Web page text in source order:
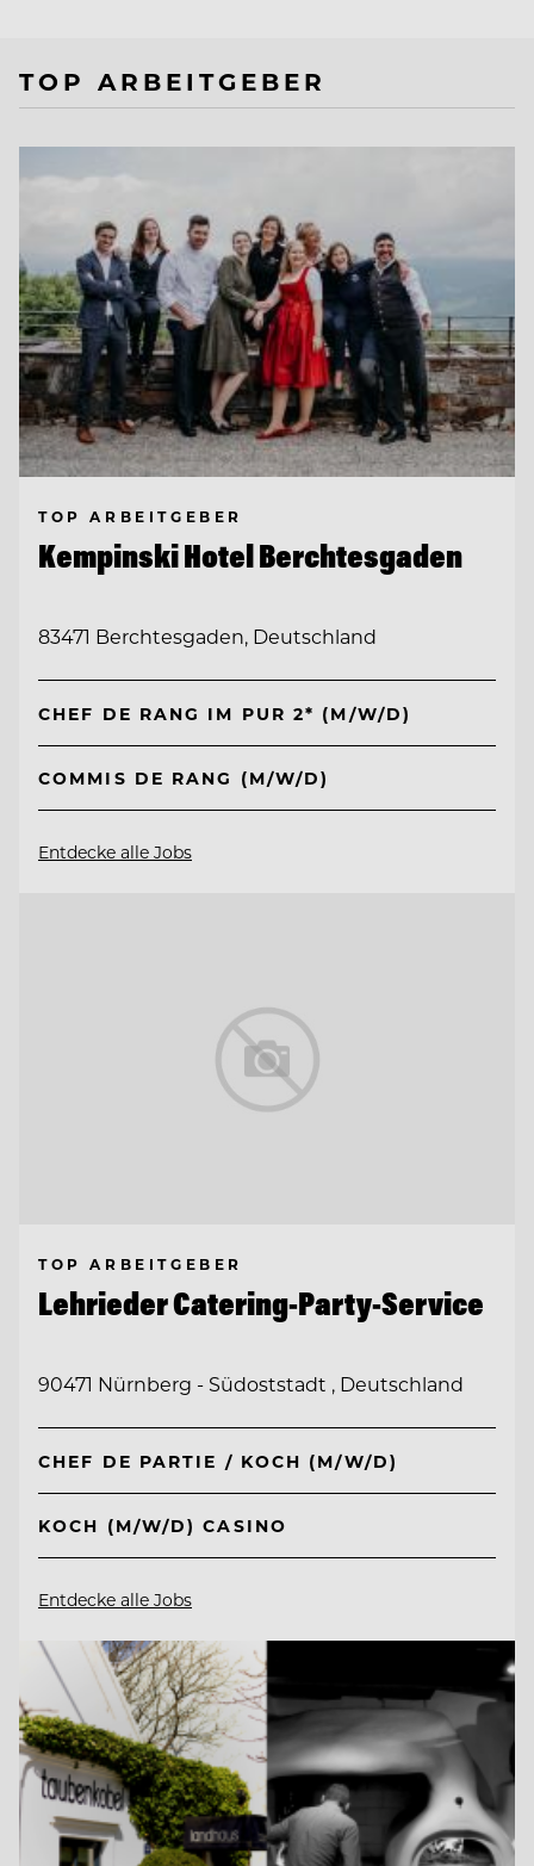
TOP ARBEITGEBER
TOP ARBEITGEBER
Kempinski Hotel Berchtesgaden
83471 Berchtesgaden, Deutschland
CHEF DE RANG IM PUR 2* (M/W/D)
COMMIS DE RANG (M/W/D)
Entdecke alle Jobs
TOP ARBEITGEBER
Lehrieder Catering-Party-Service
90471 Nürnberg - Südoststadt , Deutschland
CHEF DE PARTIE / KOCH (M/W/D)
KOCH (M/W/D) CASINO
Entdecke alle Jobs